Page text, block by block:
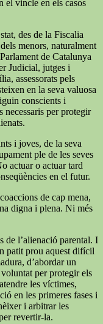
el vincle en els casos
des de la Fiscalia
menors, naturalment
de Catalunya
Judicial, jutges i
assessorats pels
en la seva valuosa
conscients i
necessaris per protegir
i joves, de la seva
ple de les seves
actuar o actuar tard
en el futur.
de cap mena,
digna i plena. Ni més
de l’alienació parental. I
patit prou aquest difícil
d’abordar un
per protegir els
les víctimes,
en les primeres fases i
i arbitrar les
revertir-la.